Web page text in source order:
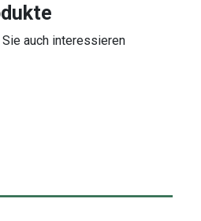
auch interessieren